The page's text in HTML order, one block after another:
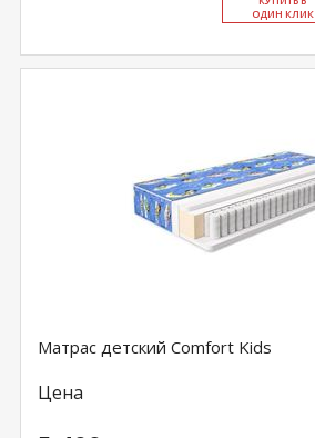
ОДИН КЛИК
Матрас детский Comfort Kids
Цена